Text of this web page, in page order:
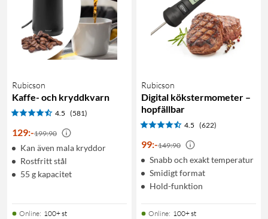
Rubicson
Kaffe- och kryddkvarn
4.5 (581)
129:-199:90
Kan även mala kryddor
Rostfritt stål
55 g kapacitet
Online: 100+ st
Rubicson
Digital kökstermometer –
hopfällbar
4.5 (622)
99:-149:90
Snabb och exakt temperatur
Smidigt format
Hold-funktion
Online: 100+ st